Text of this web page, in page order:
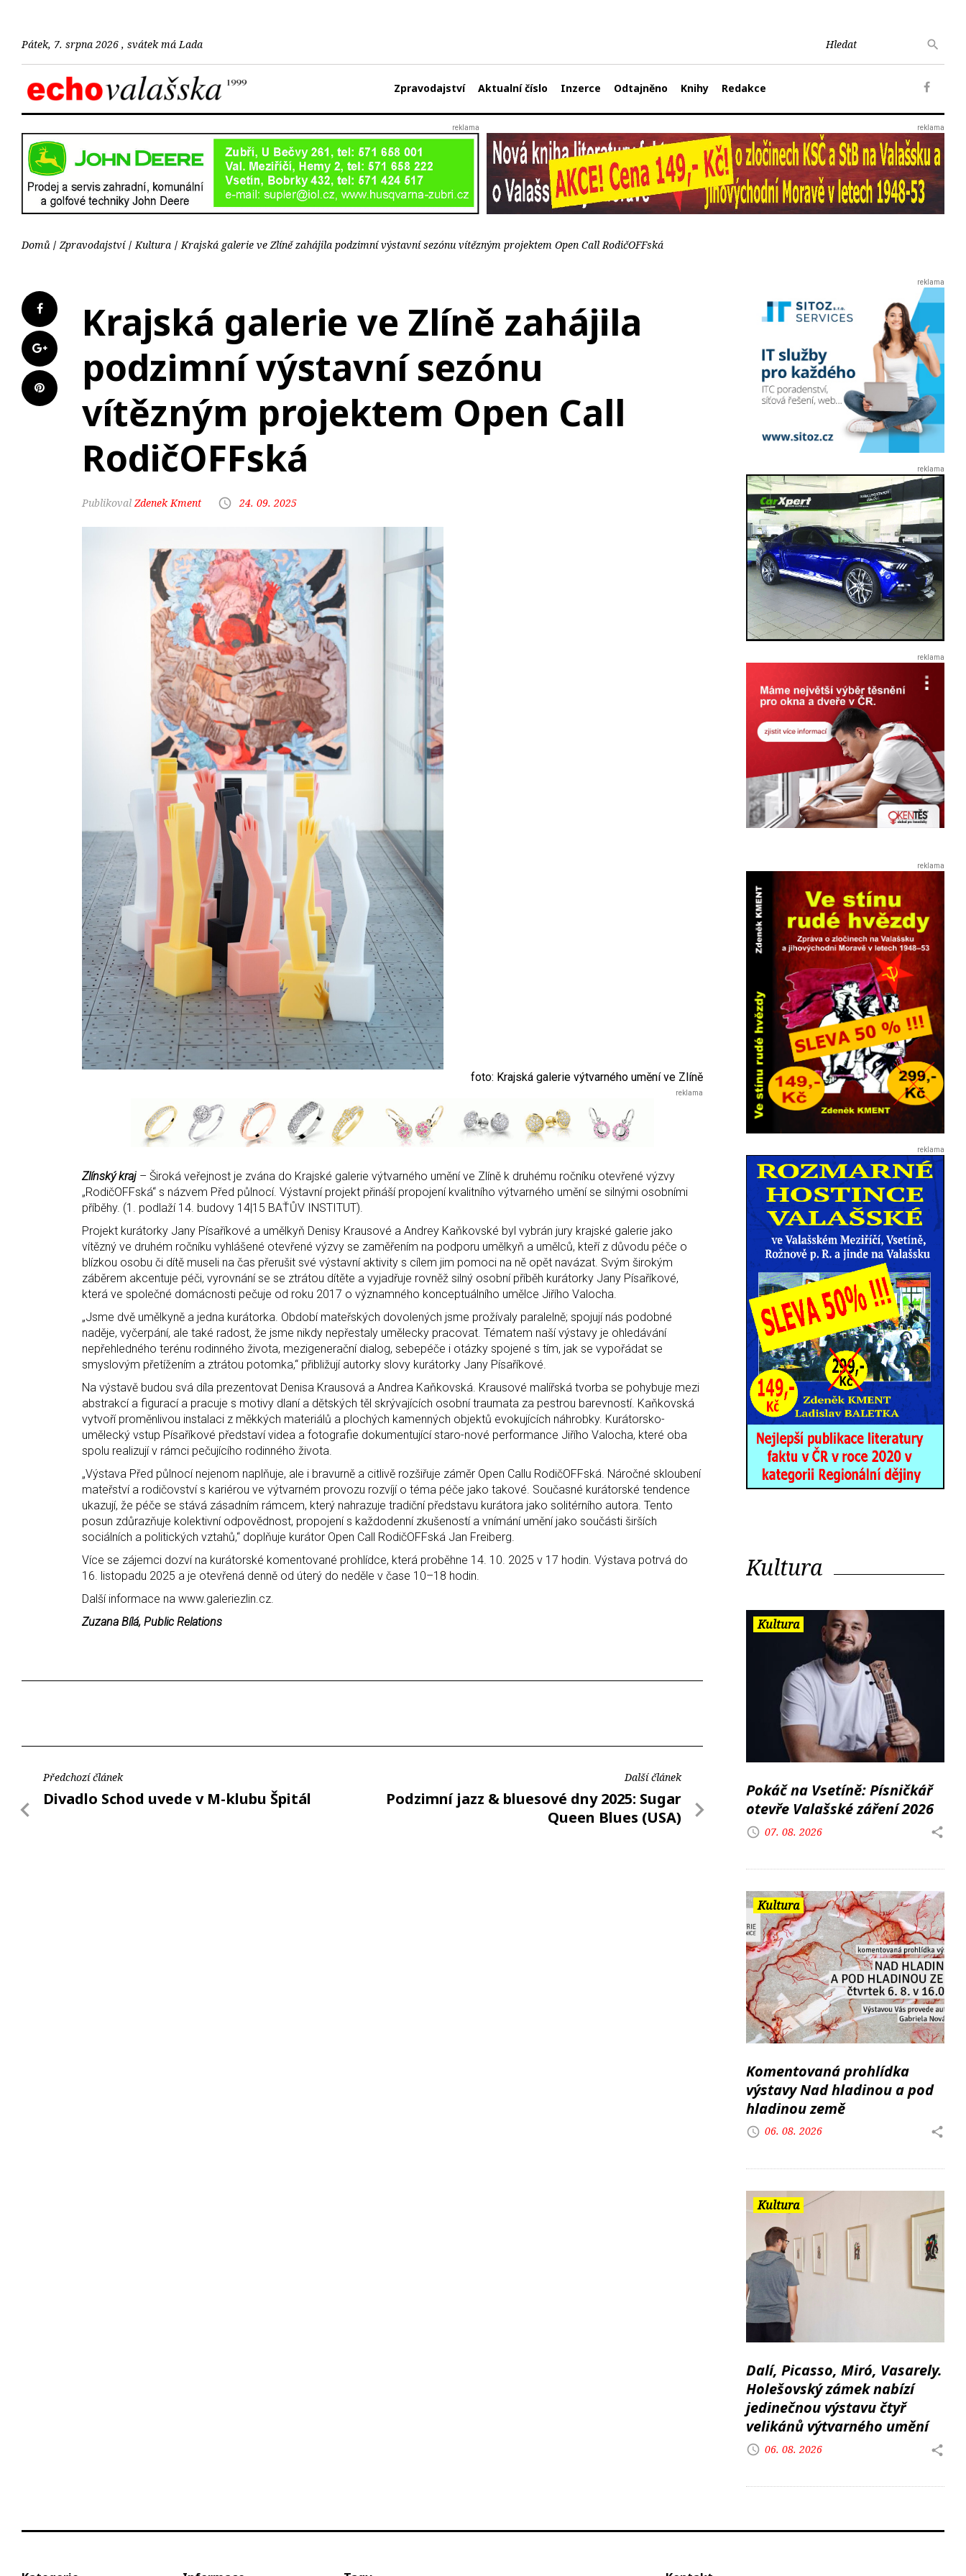
Pátek, 7. srpna 2026 , svátek má Lada
Zpravodajství Aktualní číslo Inzerce Odtajněno Knihy Redakce
Domů Zpravodajství Kultura Krajská galerie ve Zlíně zahájila podzimní výstavní sezónu vítězným projektem Open Call RodičOFFská
Krajská galerie ve Zlíně zahájila
podzimní výstavní sezónu
vítězným projektem Open Call
RodičOFFská
Zdenek Kment 24. 09. 2025
foto: Krajská galerie výtvarného umění ve Zlíně
Zlínský kraj – Široká veřejnost je zvána do Krajské galerie výtvarného umění ve Zlíně k druhému ročníku otevřené výzvy
„RodičOFFská“ s názvem Před půlnocí. Výstavní projekt přináší propojení kvalitního výtvarného umění se silnými osobními
příběhy. (1. podlaží 14. budovy 14|15 BAŤŮV INSTITUT).
Projekt kurátorky Jany Písaříkové a umělkyň Denisy Krausové a Andrey Kaňkovské byl vybrán jury krajské galerie jako
vítězný ve druhém ročníku vyhlášené otevřené výzvy se zaměřením na podporu umělkyň a umělců, kteří z důvodu péče o
blízkou osobu či dítě museli na čas přerušit své výstavní aktivity s cílem jim pomoci na ně opět navázat. Svým širokým
záběrem akcentuje péči, vyrovnání se se ztrátou dítěte a vyjadřuje rovněž silný osobní příběh kurátorky Jany Písaříkové,
která ve společné domácnosti pečuje od roku 2017 o významného konceptuálního umělce Jiřího Valocha.
„Jsme dvě umělkyně a jedna kurátorka. Období mateřských dovolených jsme prožívaly paralelně; spojují nás podobné
naděje, vyčerpání, ale také radost, že jsme nikdy nepřestaly umělecky pracovat. Tématem naší výstavy je ohledávání
nepřehledného terénu rodinného života, mezigenerační dialog, sebepéče i otázky spojené s tím, jak se vypořádat se
smyslovým přetížením a ztrátou potomka,“ přibližují autorky slovy kurátorky Jany Písaříkové.
Na výstavě budou svá díla prezentovat Denisa Krausová a Andrea Kaňkovská. Krausové malířská tvorba se pohybuje mezi
abstrakcí a figurací a pracuje s motivy dlaní a dětských těl skrývajících osobní traumata za pestrou barevností. Kaňkovská
vytvoří proměnlivou instalaci z měkkých materiálů a plochých kamenných objektů evokujících náhrobky. Kurátorsko-
umělecký vstup Písaříkové představí videa a fotografie dokumentující staro-nové performance Jiřího Valocha, které oba
spolu realizují v rámci pečujícího rodinného života.
„Výstava Před půlnocí nejenom naplňuje, ale i bravurně a citlivě rozšiřuje záměr Open Callu RodičOFFská. Náročné skloubení
mateřství a rodičovství s kariérou ve výtvarném provozu rozvíjí o téma péče jako takové. Současné kurátorské tendence
ukazují, že péče se stává zásadním rámcem, který nahrazuje tradiční představu kurátora jako solitérního autora. Tento
posun zdůrazňuje kolektivní odpovědnost, propojení s každodenní zkušeností a vnímání umění jako součásti širších
sociálních a politických vztahů,“ doplňuje kurátor Open Call RodičOFFská Jan Freiberg.
Více se zájemci dozví na kurátorské komentované prohlídce, která proběhne 14. 10. 2025 v 17 hodin. Výstava potrvá do
16. listopadu 2025 a je otevřená denně od úterý do neděle v čase 10–18 hodin.
Další informace na www.galeriezlin.cz.
Zuzana Bílá, Public Relations
Předchozí článek
Divadlo Schod uvede v M-klubu Špitál
Další článek
Podzimní jazz & bluesové dny 2025: Sugar
Queen Blues (USA)
Kultura
Kultura
Pokáč na Vsetíně: Písničkář
otevře Valašské záření 2026
07. 08. 2026
Kultura
Komentovaná prohlídka
výstavy Nad hladinou a pod
hladinou země
06. 08. 2026
Kultura
Dalí, Picasso, Miró, Vasarely.
Holešovský zámek nabízí
jedinečnou výstavu čtyř
velikánů výtvarného umění
06. 08. 2026